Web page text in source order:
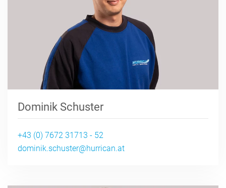
Dominik Schuster
+43 (0) 7672 31713 - 52
dominik.schuster@hurrican.at